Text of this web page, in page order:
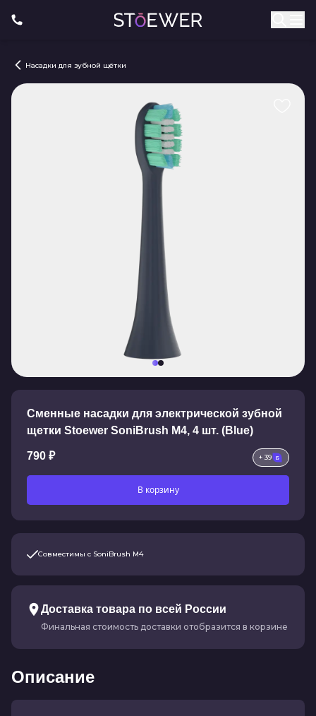
Насадки для зубной щётки
Сменные насадки для электрической зубной
щетки Stoewer SoniBrush M4, 4 шт. (Blue)
790 ₽ + 39
В корзину
Совместимы с SoniBrush M4
Доставка товара по всей России
Финальная стоимость доставки отобразится в корзине
Описание